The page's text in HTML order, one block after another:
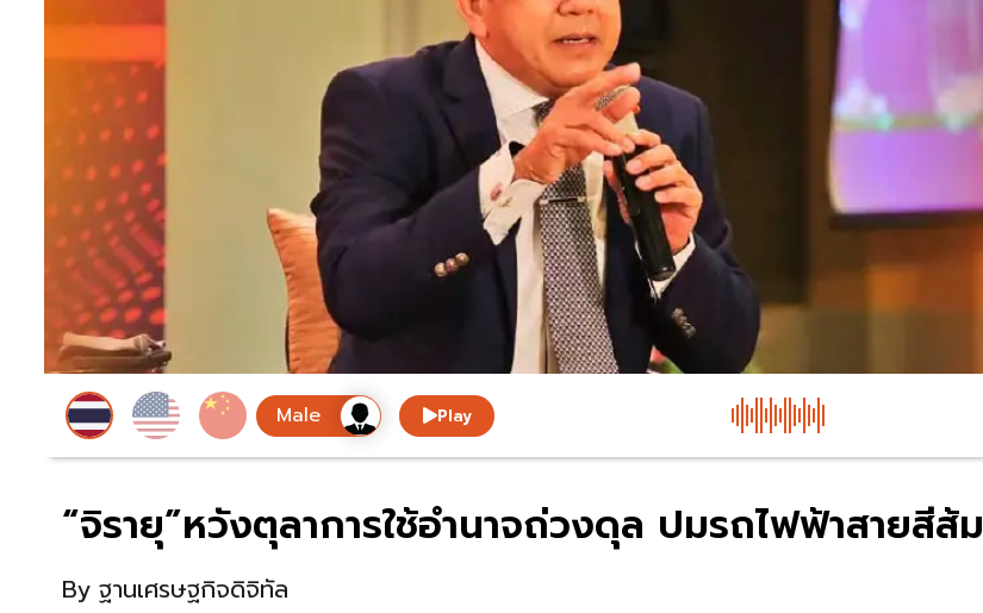
Play
“จิรายุ”หวังตุลาการใช้อำนาจถ่วงดุล ปมรถไฟฟ้าสายสีส้ม
By ฐานเศรษฐกิจดิจิทัล